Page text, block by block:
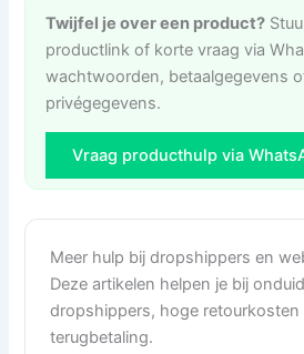
Twijfel je over een product?
productlink of korte vraag via
wachtwoorden, betaalgegevens
privégegevens.
Vraag producthulp via
Meer hulp bij dropshippers en
Deze artikelen helpen je bij
dropshippers, hoge
terugbetaling.